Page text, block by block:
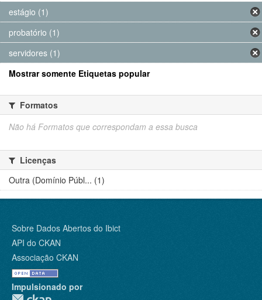
estágio (1)
probatório (1)
servidores (1)
Mostrar somente Etiquetas popular
Formatos
Não há Formatos que correspondam a essa busca
Licenças
Outra (Domínio Públ... (1)
Sobre Dados Abertos do Ibict
API do CKAN
Associação CKAN
Impulsionado por